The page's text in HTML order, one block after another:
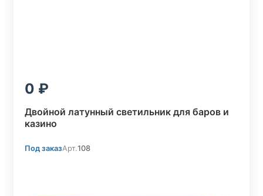
0
Двойной латунный светильник для баров и
казино
Под заказАрт.108